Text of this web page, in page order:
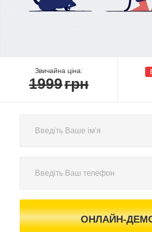
Звичайна ціна:
1999грн
ОНЛАЙН-